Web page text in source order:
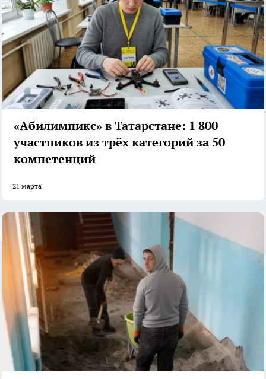
«Абилимпикс» в Татарстане: 1 800
участников из трёх категорий за 50
компетенций
21 марта